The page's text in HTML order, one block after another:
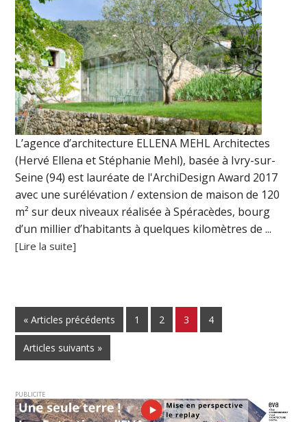
L’agence d’architecture ELLENA MEHL Architectes
(Hervé Ellena et Stéphanie Mehl), basée à Ivry-sur-
Seine (94) est lauréate de l'ArchiDesign Award 2017
avec une surélévation / extension de maison de 120
m² sur deux niveaux réalisée à Spéracèdes, bourg
d’un millier d’habitants à quelques kilomètres de ...
[Lire la suite]
« Articles précédents 1 2 3 4
Articles suivants »
PUBLICITE